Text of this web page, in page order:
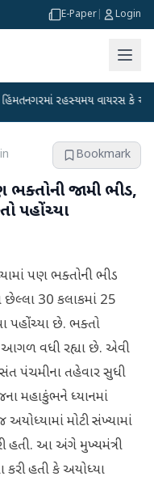
E-Paper Login
રહસ્યમય વાયરસ કે ચાંદીપુરા? 6
Bookmark
ભક્તોની જામી ભીડ,
પહોંચ્યા
પણ ભક્તોની ભીડ
30 કલાકમાં 25
પહોંચ્યા છે. ભક્તો
આગળ વધી રહ્યા છે. એવી
પંચમીના તહેવાર સુધી
મહાકુંભને ધ્યાનમાં
મોટી સંખ્યામાં
હતી. આ અંગે મુખ્યમંત્રી
હતી કે અયોધ્યા